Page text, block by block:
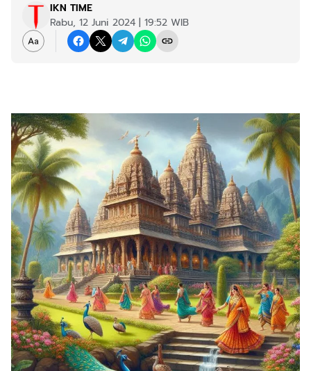
IKN TIME
Rabu, 12 Juni 2024 | 19:52 WIB